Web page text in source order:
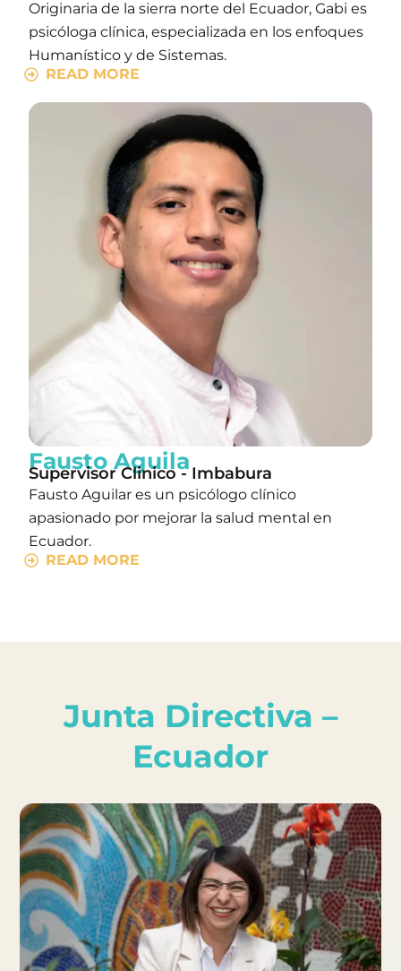
Originaria de la sierra norte del Ecuador, Gabi es
psicóloga clínica, especializada en los enfoques
Humanístico y de Sistemas.
READ MORE
Fausto Aguila
Supervisor Clinico - Imbabura
Fausto Aguilar es un psicólogo clínico
apasionado por mejorar la salud mental en
Ecuador.
READ MORE
Junta Directiva –
Ecuador